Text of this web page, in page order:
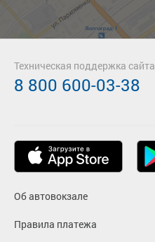
Об автовокзале
Правила платежа
Техническая поддержка сайта
8 800 600-03-38